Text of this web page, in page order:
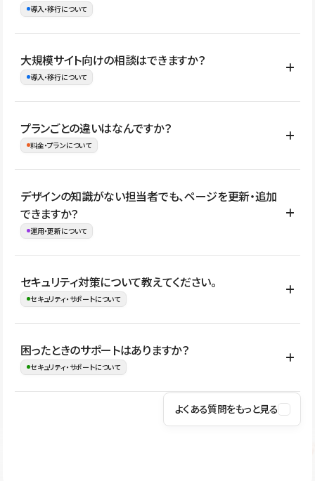
ォリオなど幅広く制作できます。
導入・移行について
はい。既存サイトの構成やコンテンツ、URLを整理したうえで、
Studio上に再構築する形で移行できます。 WordPressの場合は、
イト全体のデザインや設定がそのまま移行されるわけではないた
め、移行後にページ構成やデザイン、CMS設計、URL・リダイレク
大規模サイト向けの相談はできますか？
導入・移行について
はい。アクセス規模が大きいサイトや、複数部門での運用、権限管
理、セキュリティ確認、既存システムとの連携など、個別の要件が
ない段階でも、お問い合わせください。
お問合せはこちら
プランごとの違いはなんですか？
料金・プランについて
公開ページ数、バージョン履歴の期間、CMS利用数の上限、権限
管理の有無などがプランごとに異なります。詳しくは料金プランペ
ージをご覧ください。
デザインの知識がない担当者でも、ページを更新・追加
できますか？
運用・更新について
はい。CMSやコンポーネントを活用して更新範囲を設計しておく
ことで、デザインを崩しにくい状態で運用できます。 さらにコン
ながらレイアウトに影響を与えずに更新作業を進めやすくなりま
す。
セキュリティ対策について教えてください。
セキュリティ・サポートについて
Studioでは、公開サイトやサービスを安全に利用できるよう、通信
の暗号化、データ保護、アクセス管理、脆弱性対策など、複数の観
はSSL/TLSによる通信暗号化に対応しており、悪質なスクリプトの
困ったときのサポートはありますか？
セキュリティ・サポートについて
操作方法や機能については、ヘルプセンターでご確認いただけま
よくある質問をもっと見る